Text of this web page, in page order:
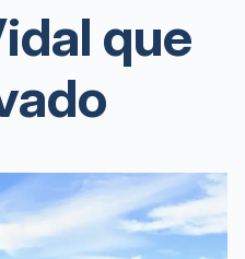
que